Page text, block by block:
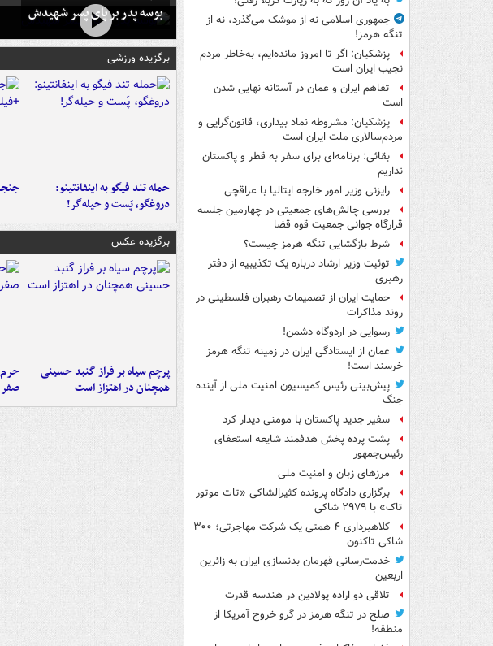
جمهوری اسلامی نه از موشک می‌گذرد، نه از
تنگه هرمز!
پزشکیان: اگر تا امروز مانده‌ایم، به‌خاطر مردم
نجیب ایران است
تفاهم ایران و عمان در آستانه نهایی شدن
است
پزشکیان: مشروطه نماد بیداری، قانون‌گرایی و
مردم‌سالاری ملت ایران است
بقائی: برنامه‌ای برای سفر به قطر و پاکستان
نداریم
رایزنی وزیر امور خارجه ایتالیا با عراقچی
بررسی چالش‌های جمعیتی در چهارمین جلسه
قرارگاه جوانی جمعیت قوه قضا
شرط بازگشایی تنگه هرمز چیست؟
توئیت وزیر ارشاد درباره یک تکذیبیه از دفتر
رهبری
حمایت ایران از تصمیمات رهبران فلسطینی در
روند مذاکرات
رسوایی در اردوگاه دشمن!
عمان از ایستادگی ایران در زمینه تنگه هرمز
خرسند است!
پیش‌بینی رئیس کمیسیون امنیت ملی از آینده
جنگ
سفیر جدید پاکستان با مومنی دیدار کرد
پشت پرده پخش هدفمند شایعه استعفای
رئیس‌جمهور
مرزهای زبان و امنیت ملی
برگزاری دادگاه پرونده کثیرالشاکی «تات موتور
تاک» با ۲۹۷۹ شاکی
کلاهبرداری ۴ همتی یک شرکت مهاجرتی؛ ۳۰۰
شاکی تاکنون
خدمت‌رسانی قهرمان بدنسازی ایران به زائرین
اربعین
تلاقی دو اراده پولادین در هندسه قدرت
صلح در تنگه هرمز در گرو خروج آمریکا از
منطقه!
بوسه‌ پدر بر پای پسر شهیدش
برگزیده ورزشی
حمله تند فیگو به اینفانتینو:
دروغگو، پَست‌ و حیله‌گر!
برگزیده عکس
پرچم سیاه بر فراز گنبد حسینی
همچنان در اهتزاز است
حرم